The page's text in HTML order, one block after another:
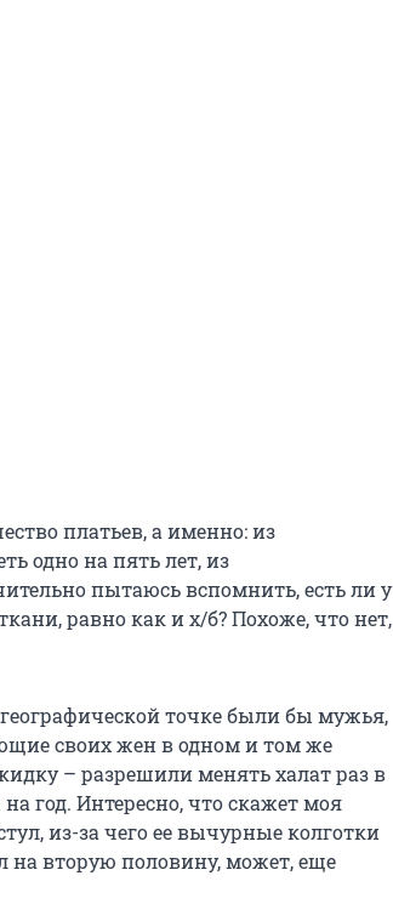
платьев, а именно: из
одно на пять лет, из
пытаюсь вспомнить, есть ли у
равно как и х/б? Похоже, что нет,
точке были бы мужья,
своих жен в одном и том же
– разрешили менять халат раз в
год. Интересно, что скажет моя
из-за чего ее вычурные колготки
на вторую половину, может, еще